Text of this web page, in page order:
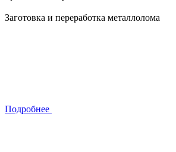
Заготовка и переработка металлолома
Подробнее